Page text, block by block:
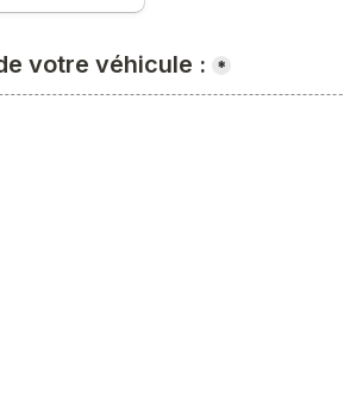
votre véhicule : *